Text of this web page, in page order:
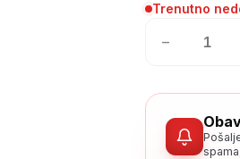
Trenutno
−